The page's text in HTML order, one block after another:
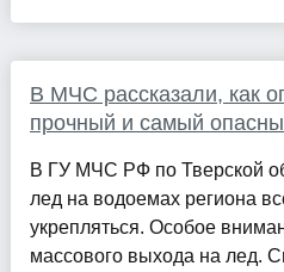
В МЧС рассказали, как
прочный и самый
В ГУ МЧС РФ по Тверской
лед на водоемах региона
укрепляться. Особое
массового выхода на лед.